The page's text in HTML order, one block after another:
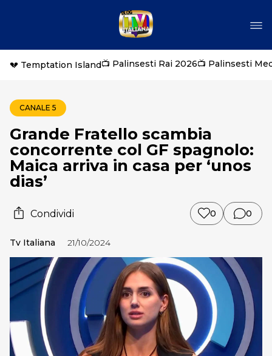
💔 Temptation Island📺 Palinsesti Rai 2026📺 Palinsesti
CANALE 5
Grande Fratello scambia
concorrente col GF spagnolo:
Maica arriva in casa per ‘unos
dias’
Condividi 0 0
Tv Italiana 21/10/2024